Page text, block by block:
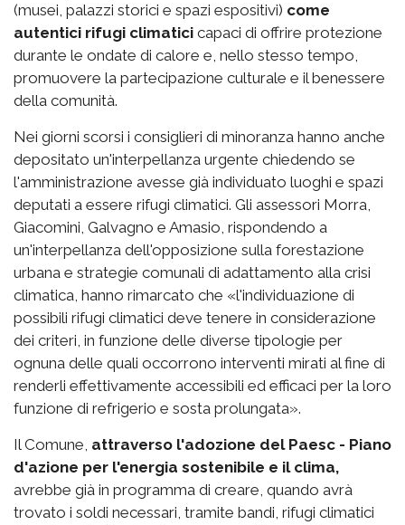
(musei, palazzi storici e spazi espositivi) come
autentici rifugi climatici capaci di offrire protezione
durante le ondate di calore e, nello stesso tempo,
promuovere la partecipazione culturale e il benessere
della comunità.
Nei giorni scorsi i consiglieri di minoranza hanno anche
depositato un'interpellanza urgente chiedendo se
l'amministrazione avesse già individuato luoghi e spazi
deputati a essere rifugi climatici. Gli assessori Morra,
Giacomini, Galvagno e Amasio, rispondendo a
un'interpellanza dell'opposizione sulla forestazione
urbana e strategie comunali di adattamento alla crisi
climatica, hanno rimarcato che «l'individuazione di
possibili rifugi climatici deve tenere in considerazione
dei criteri, in funzione delle diverse tipologie per
ognuna delle quali occorrono interventi mirati al fine di
renderli effettivamente accessibili ed efficaci per la loro
funzione di refrigerio e sosta prolungata».
Il Comune, attraverso l'adozione del Paesc - Piano
d'azione per l'energia sostenibile e il clima,
avrebbe già in programma di creare, quando avrà
trovato i soldi necessari, tramite bandi, rifugi climatici